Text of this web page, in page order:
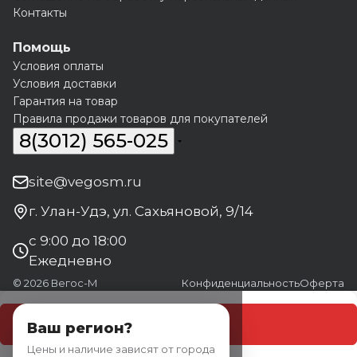
Контакты
Помощь
Условия оплаты
Условия доставки
Гарантия на товар
Правила продажи товаров для покупателей
8(3012) 565-025
site@vegosm.ru
г. Улан-Удэ, ул. Сахьяновой, 9/14
с 9:00 до 18:00
Ежедневно
© 2026 Вегос-М КонфиденциальностьОферта
Ваш регион?
Цены и наличие зависят от города